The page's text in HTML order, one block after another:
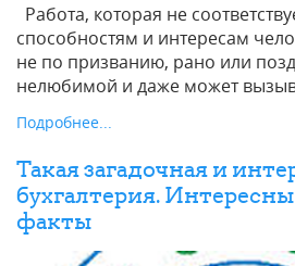
Работа, которая не
способностям и интересам
не по призванию, рано или
нелюбимой и даже может
Подробнее...
Такая загадочная и
бухгалтерия.
факты